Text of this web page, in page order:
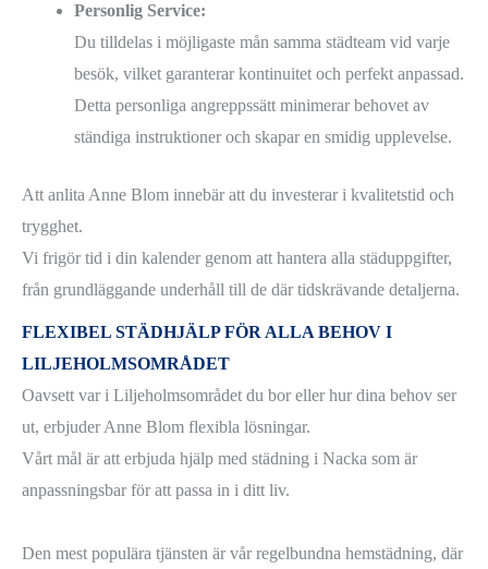
Personlig Service:
Du tilldelas i möjligaste mån samma städteam vid varje
besök, vilket garanterar kontinuitet och perfekt anpassad.
Detta personliga angreppssätt minimerar behovet av
ständiga instruktioner och skapar en smidig upplevelse.
Att anlita Anne Blom innebär att du investerar i kvalitetstid och
trygghet.
Vi frigör tid i din kalender genom att hantera alla städuppgifter,
från grundläggande underhåll till de där tidskrävande detaljerna.
FLEXIBEL STÄDHJÄLP FÖR ALLA BEHOV I
LILJEHOLMSOMRÅDET
Oavsett var i Liljeholmsområdet du bor eller hur dina behov ser
ut, erbjuder Anne Blom flexibla lösningar.
Vårt mål är att erbjuda hjälp med städning i Nacka som är
anpassningsbar för att passa in i ditt liv.
Den mest populära tjänsten är vår regelbundna hemstädning, där